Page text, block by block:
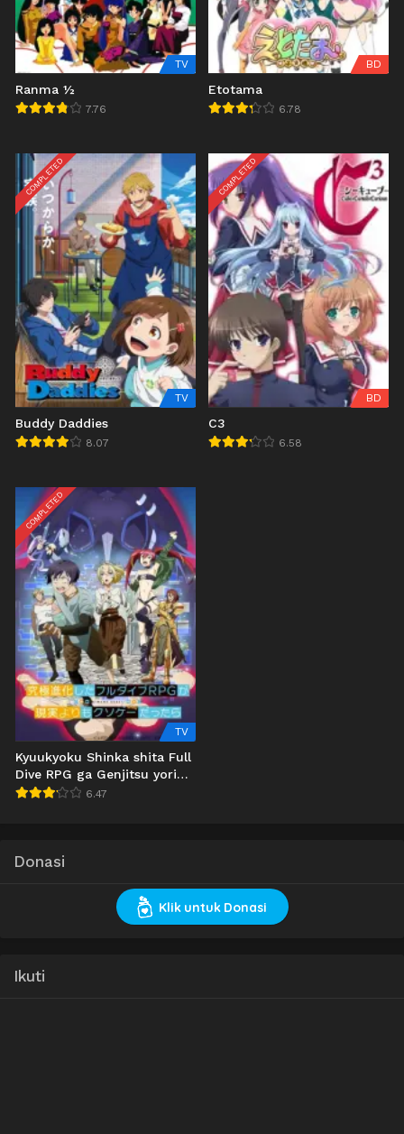
TV
Ranma ½
7.76
BD
Etotama
6.78
COMPLETED
TV
Buddy Daddies
8.07
COMPLETED
BD
C3
6.58
COMPLETED
TV
Kyuukyoku Shinka shita Full
Dive RPG ga Genjitsu yori
mo Kusoge Dattara
6.47
Donasi
Klik untuk Donasi
Ikuti